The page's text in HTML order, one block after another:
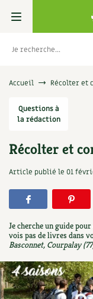
Livres
Permaculture,
Verger, arbres
Petit élevage
Aménagement
Ornement
Les 4 saisons
Se réabonner
Offrir un
Les numéros
4 saisons
Hors-séries
Graines,
Potagères
Aromatiques
Médicinales
Cartes cadeau
Centre Terre vivante
Découvrir le
Programme 2026
Infos & conseils
Calendrier des
Parole libre
La tribune
Accueil Récolter et
Questions à
la rédaction
Récolter et
Article publié le 01
Je cherche un guide
vois pas de livres dans
Basconnet, Courpalay